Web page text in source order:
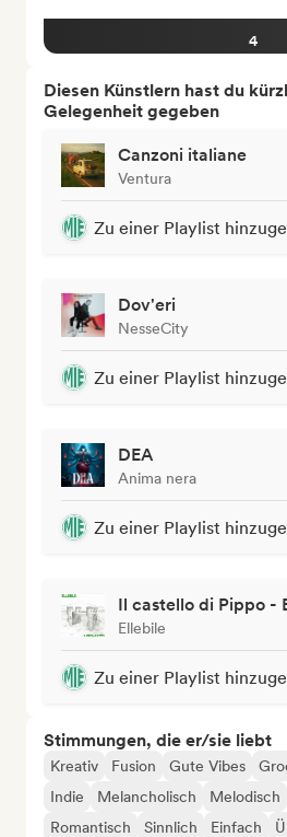
4
Diesen Künstlern hast du
Gelegenheit gegeben
Canzoni italiane
Ventura
Zu einer Playlist
Dov'eri
NesseCity
Zu einer Playlist
DEA
Anima nera
Zu einer Playlist
Il castello di Pippo -
Ellebile
Zu einer Playlist
Stimmungen, die er/sie liebt
Kreativ Fusion Gute Vibes
Indie
Melancholisch Melodisch
Romantisch
Sinnlich Einfach